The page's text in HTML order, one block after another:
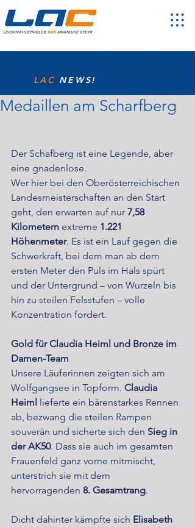
LAC NEWS!
Medaillen am Scharfberg
Der Schafberg ist eine Legende, aber
eine gnadenlose.
Wer hier bei den Oberösterreichischen
Landesmeisterschaften an den Start
geht, den erwarten auf nur 7,58
Kilometern extreme 1.221
Höhenmeter. Es ist ein Lauf gegen die
Schwerkraft, bei dem man ab dem
ersten Meter den Puls im Hals spürt
und der Untergrund – von Wurzeln bis
hin zu steilen Felsstufen – volle
Konzentration fordert.
Gold für Claudia Heiml und Bronze im
Damen-Team
Unsere Läuferinnen zeigten sich am
Wolfgangsee in Topform. Claudia
Heiml lieferte ein bärenstarkes Rennen
ab, bezwang die steilen Rampen
souverän und sicherte sich den Sieg in
der AK50. Dass sie auch im gesamten
Frauenfeld ganz vorne mitmischt,
unterstrich sie mit dem
hervorragenden 8. Gesamtrang.
Dicht dahinter kämpfte sich Elisabeth